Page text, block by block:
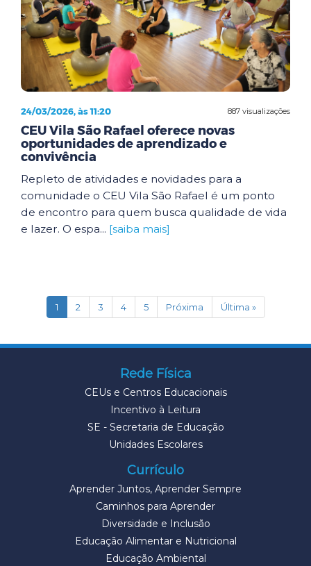
887 visualizações
24/03/2026, às 11:20
CEU Vila São Rafael oferece novas
oportunidades de aprendizado e
convivência
Repleto de atividades e novidades para a
comunidade o CEU Vila São Rafael é um ponto
de encontro para quem busca qualidade de vida
e lazer. O espa... [saiba mais]
1(current)
2 3 4 5 Próxima Última »
Rede Física
CEUs e Centros Educacionais
Incentivo à Leitura
SE - Secretaria de Educação
Unidades Escolares
Currículo
Aprender Juntos, Aprender Sempre
Caminhos para Aprender
Diversidade e Inclusão
Educação Alimentar e Nutricional
Educação Ambiental